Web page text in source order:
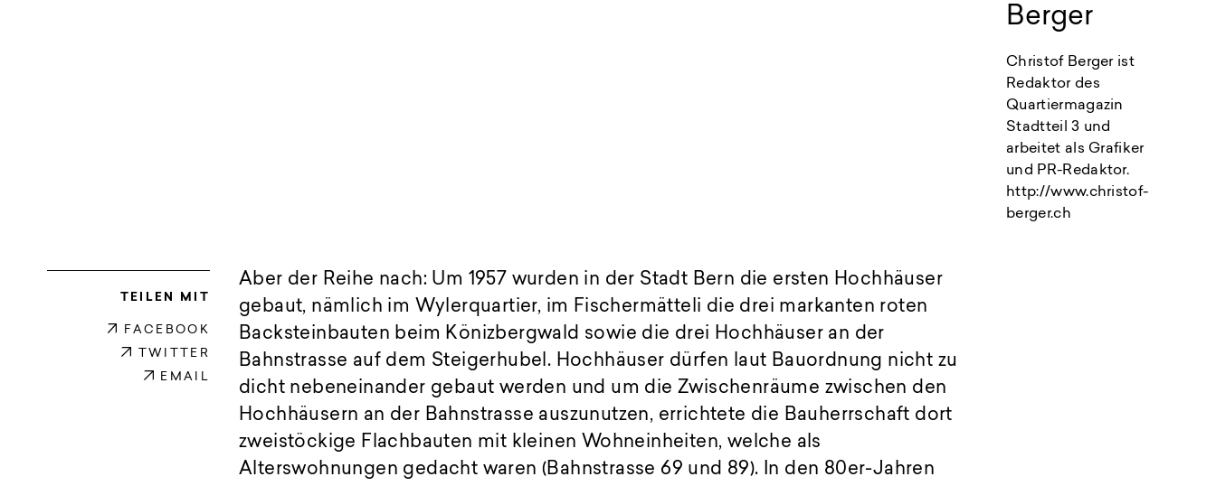
Berger
Christof Berger ist
Redaktor des
Quartiermagazin
Stadtteil 3 und
arbeitet als Grafiker
und PR-Redaktor.
http://www.christof-
berger.ch
TEILEN MIT
FACEBOOK
TWITTER
EMAIL
Aber der Reihe nach: Um 1957 wurden in der Stadt Bern die ersten Hochhäuser
gebaut, nämlich im Wylerquartier, im Fischermätteli die drei markanten roten
Backsteinbauten beim Könizbergwald sowie die drei Hochhäuser an der
Bahnstrasse auf dem Steigerhubel. Hochhäuser dürfen laut Bauordnung nicht zu
dicht nebeneinander gebaut werden und um die Zwischenräume zwischen den
Hochhäusern an der Bahnstrasse auszunutzen, errichtete die Bauherrschaft dort
zweistöckige Flachbauten mit kleinen Wohneinheiten, welche als
Alterswohnungen gedacht waren (Bahnstrasse 69 und 89). In den 80er-Jahren